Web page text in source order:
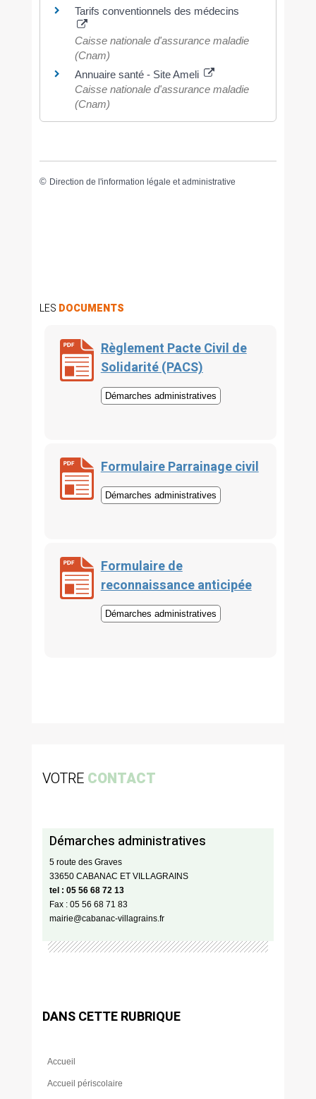
Tarifs conventionnels des médecins
Caisse nationale d'assurance maladie
(Cnam)
Annuaire santé - Site Ameli
Caisse nationale d'assurance maladie
(Cnam)
© Direction de l'information légale et administrative
LES DOCUMENTS
Règlement Pacte Civil de
Solidarité (PACS)
Démarches administratives
Formulaire Parrainage civil
Démarches administratives
Formulaire de
reconnaissance anticipée
Démarches administratives
VOTRE CONTACT
Démarches administratives
5 route des Graves
33650 CABANAC ET VILLAGRAINS
tel : 05 56 68 72 13
Fax : 05 56 68 71 83
mairie@cabanac-villagrains.fr
DANS CETTE RUBRIQUE
Accueil
Accueil périscolaire